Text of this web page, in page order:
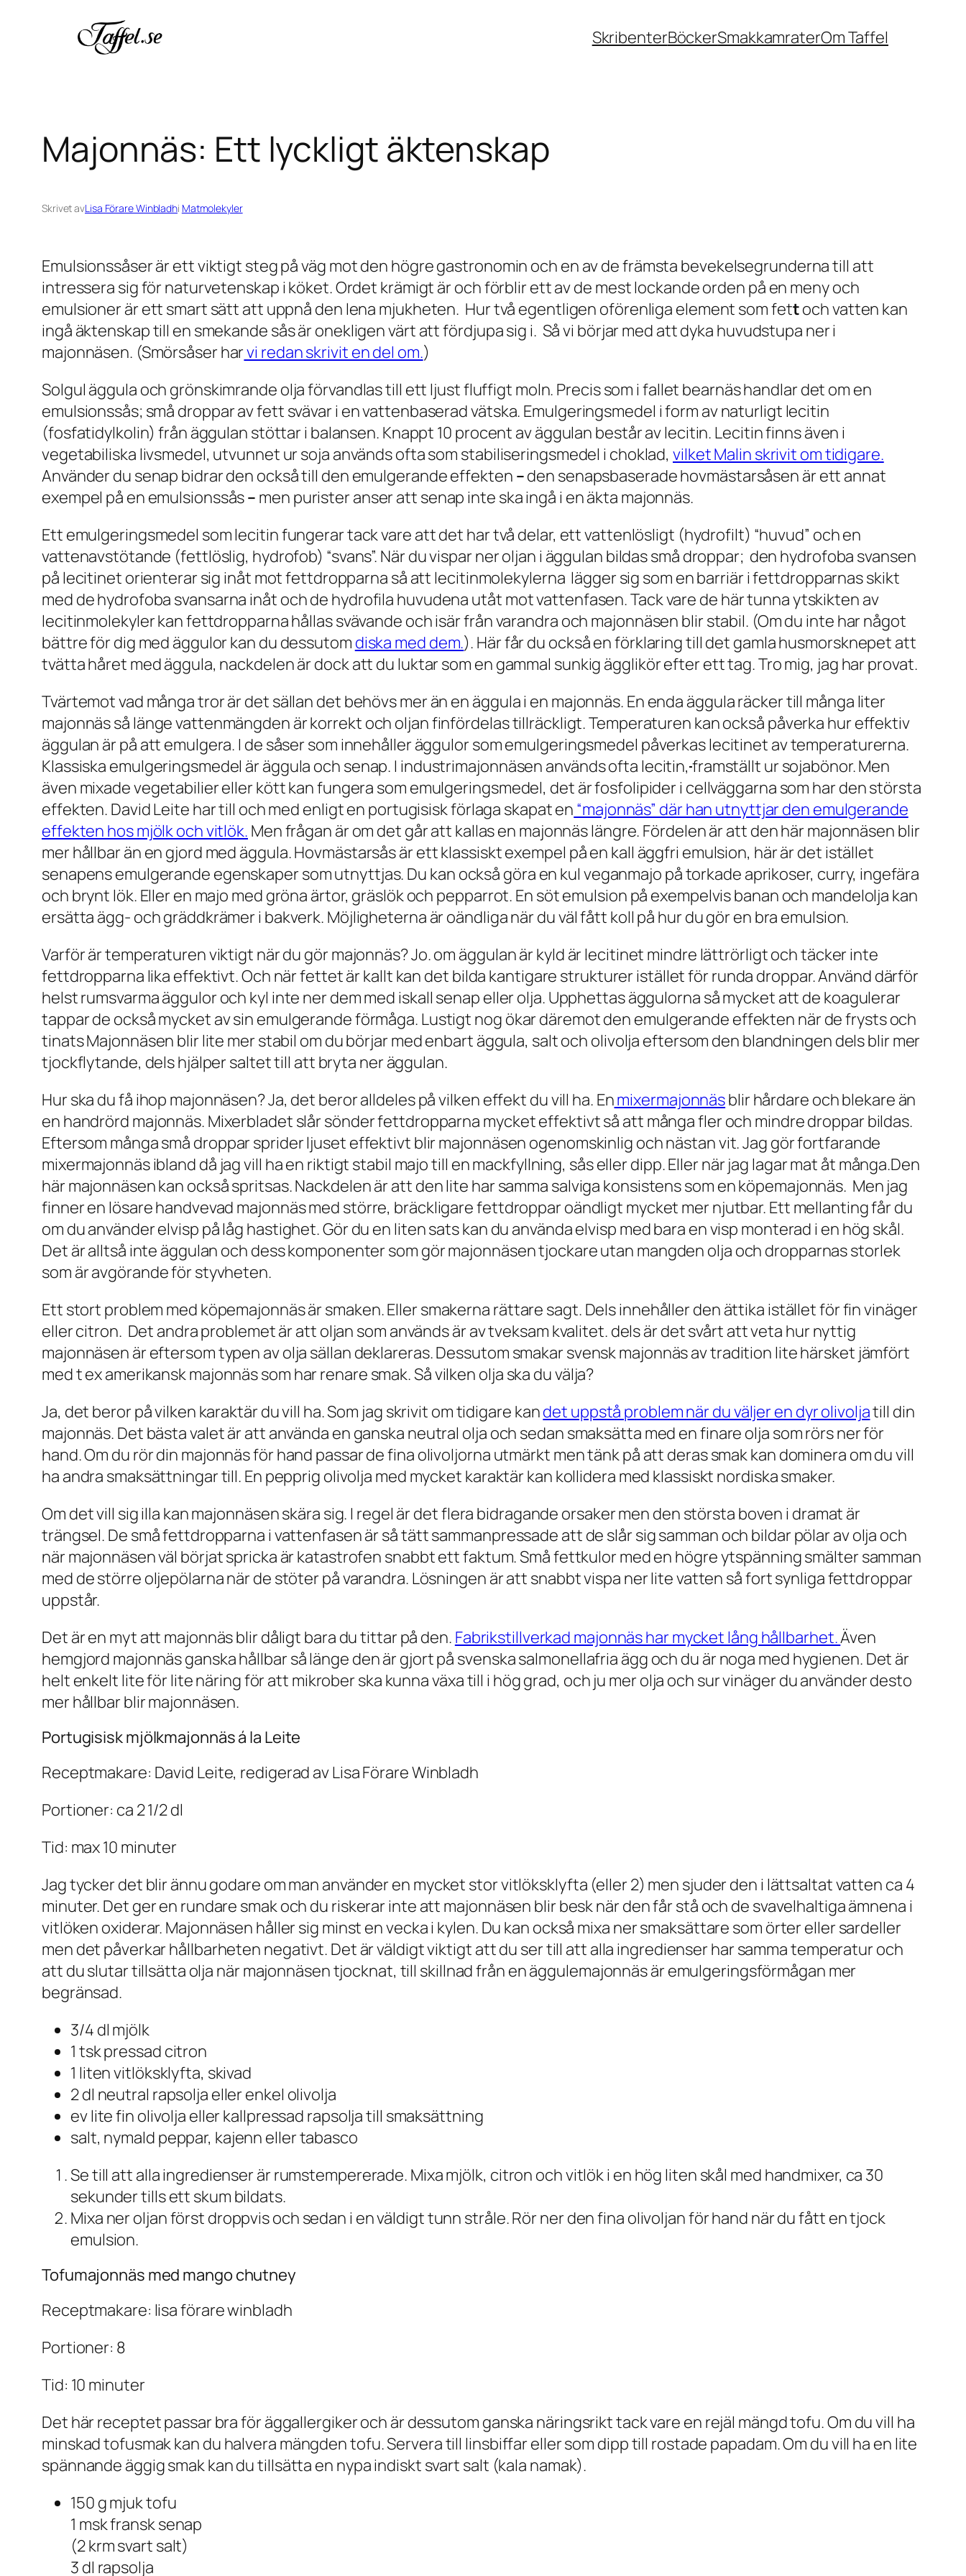
SkribenterBöckerSmakkamraterOm Taffel
Majonnäs: Ett lyckligt äktenskap
Skrivet avLisa Förare Winbladhi Matmolekyler
Emulsionssåser är ett viktigt steg på väg mot den högre gastronomin och en av de främsta bevekelsegrunderna till att
intressera sig för naturvetenskap i köket. Ordet krämigt är och förblir ett av de mest lockande orden på en meny och
emulsioner är ett smart sätt att uppnå den lena mjukheten. Hur två egentligen oförenliga element som fettoch vatten kan
ingå äktenskap till en smekande sås är onekligen värt att fördjupa sig i. Så vi börjar med att dyka huvudstupa ner i
majonnäsen. (Smörsåser harvi redan skrivit en del om.)
Solgul äggula och grönskimrande olja förvandlas till ett ljust fluffigt moln. Precis som i fallet bearnäs handlar det om en
emulsionssås; små droppar av fett svävar i en vattenbaserad vätska. Emulgeringsmedel i form av naturligt lecitin
(fosfatidylkolin) från äggulan stöttar i balansen. Knappt 10 procent av äggulan består av lecitin. Lecitin finns även i
vegetabiliska livsmedel, utvunnet ur soja används ofta som stabiliseringsmedel i choklad,vilket Malin skrivit om tidigare.
Använder du senap bidrar den också till den emulgerande effekten –den senapsbaserade hovmästarsåsen är ett annat
exempel på en emulsionssås– men purister anser att senap inte ska ingå i en äkta majonnäs.
Ett emulgeringsmedel som lecitin fungerar tack vare att det har två delar, ett vattenlösligt (hydrofilt) “huvud” och en
vattenavstötande (fettlöslig, hydrofob) “svans”. När du vispar ner oljan i äggulan bildas små droppar; den hydrofoba svansen
på lecitinet orienterar sig inåt mot fettdropparna så att lecitinmolekylerna lägger sig som en barriär i fettdropparnas skikt
med de hydrofoba svansarna inåt och de hydrofila huvudena utåt mot vattenfasen. Tack vare de här tunna ytskikten av
lecitinmolekyler kan fettdropparna hållas svävande och isär från varandra och majonnäsen blir stabil. (Om du inte har något
bättre för dig med äggulor kan du dessutom diska med dem.). Här får du också en förklaring till det gamla husmorsknepet att
tvätta håret med äggula, nackdelen är dock att du luktar som en gammal sunkig ägglikör efter ett tag. Tro mig, jag har provat.
Tvärtemot vad många tror är det sällan det behövs mer än en äggula i en majonnäs. En enda äggula räcker till många liter
majonnäs så länge vattenmängden är korrekt och oljan finfördelas tillräckligt. Temperaturen kan också påverka hur effektiv
äggulan är på att emulgera. I de såser som innehåller äggulor som emulgeringsmedel påverkas lecitinet av temperaturerna.
Klassiska emulgeringsmedel är äggula och senap. I industrimajonnäsen används ofta lecitin,framställt ur sojabönor. Men
även mixade vegetabilier eller kött kan fungera som emulgeringsmedel, det är fosfolipider i cellväggarna som har den största
effekten. David Leite har till och med enligt en portugisisk förlaga skapat en “majonnäs” där han utnyttjar den emulgerande
effekten hos mjölk och vitlök. Men frågan är om det går att kallas en majonnäs längre. Fördelen är att den här majonnäsen blir
mer hållbar än en gjord med äggula. Hovmästarsås är ett klassiskt exempel på en kall äggfri emulsion, här är det istället
senapens emulgerande egenskaper som utnyttjas. Du kan också göra en kul veganmajo på torkade aprikoser, curry, ingefära
och brynt lök. Eller en majo med gröna ärtor, gräslök och pepparrot. En söt emulsion på exempelvis banan och mandelolja kan
ersätta ägg- och gräddkrämer i bakverk. Möjligheterna är oändliga när du väl fått koll på hur du gör en bra emulsion.
Varför är temperaturen viktigt när du gör majonnäs? Jo. om äggulan är kyld är lecitinet mindre lättrörligt och täcker inte
fettdropparna lika effektivt. Och när fettet är kallt kan det bilda kantigare strukturer istället för runda droppar. Använd därför
helst rumsvarma äggulor och kyl inte ner dem med iskall senap eller olja. Upphettas äggulorna så mycket att de koagulerar
tappar de också mycket av sin emulgerande förmåga. Lustigt nog ökar däremot den emulgerande effekten när de frysts och
tinats Majonnäsen blir lite mer stabil om du börjar med enbart äggula, salt och olivolja eftersom den blandningen dels blir mer
tjockflytande, dels hjälper saltet till att bryta ner äggulan.
Hur ska du få ihop majonnäsen? Ja, det beror alldeles på vilken effekt du vill ha. Enmixermajonnäsblir hårdare och blekare än
en handrörd majonnäs. Mixerbladet slår sönder fettdropparna mycket effektivt så att många fler och mindre droppar bildas.
Eftersom många små droppar sprider ljuset effektivt blir majonnäsen ogenomskinlig och nästan vit. Jag gör fortfarande
mixermajonnäs ibland då jag vill ha en riktigt stabil majo till en mackfyllning, sås eller dipp. Eller när jag lagar mat åt många.Den
här majonnäsen kan också spritsas. Nackdelen är att den lite har samma salviga konsistens som en köpemajonnäs. Men jag
finner en lösare handvevad majonnäs med större, bräckligare fettdroppar oändligt mycket mer njutbar. Ett mellanting får du
om du använder elvisp på låg hastighet. Gör du en liten sats kan du använda elvisp med bara en visp monterad i en hög skål.
Det är alltså inte äggulan och dess komponenter som gör majonnäsen tjockare utan mangden olja och dropparnas storlek
som är avgörande för styvheten.
Ett stort problem med köpemajonnäs är smaken. Eller smakerna rättare sagt. Dels innehåller den ättika istället för fin vinäger
eller citron. Det andra problemet är att oljan som används är av tveksam kvalitet. dels är det svårt att veta hur nyttig
majonnäsen är eftersom typen av olja sällan deklareras. Dessutom smakar svensk majonnäs av tradition lite härsket jämfört
med t ex amerikansk majonnäs som har renare smak. Så vilken olja ska du välja?
Ja, det beror på vilken karaktär du vill ha. Som jag skrivit om tidigare kandet uppstå problem när du väljer en dyr olivoljatill din
majonnäs. Det bästa valet är att använda en ganska neutral olja och sedan smaksätta med en finare olja som rörs ner för
hand. Om du rör din majonnäs för hand passar de fina olivoljorna utmärkt men tänk på att deras smak kan dominera om du vill
ha andra smaksättningar till. En pepprig olivolja med mycket karaktär kan kollidera med klassiskt nordiska smaker.
Om det vill sig illa kan majonnäsen skära sig. I regel är det flera bidragande orsaker men den största boven i dramat är
trängsel. De små fettdropparna i vattenfasen är så tätt sammanpressade att de slår sig samman och bildar pölar av olja och
när majonnäsen väl börjat spricka är katastrofen snabbt ett faktum. Små fettkulor med en högre ytspänning smälter samman
med de större oljepölarna när de stöter på varandra. Lösningen är att snabbt vispa ner lite vatten så fort synliga fettdroppar
uppstår.
Det är en myt att majonnäs blir dåligt bara du tittar på den. Fabrikstillverkad majonnäs har mycket lång hållbarhet.Även
hemgjord majonnäs ganska hållbar så länge den är gjort på svenska salmonellafria ägg och du är noga med hygienen. Det är
helt enkelt lite för lite näring för att mikrober ska kunna växa till i hög grad, och ju mer olja och sur vinäger du använder desto
mer hållbar blir majonnäsen.
Portugisisk mjölkmajonnäs á la Leite
Receptmakare: David Leite, redigerad av Lisa Förare Winbladh
Portioner: ca 2 1/2 dl
Tid: max 10 minuter
Jag tycker det blir ännu godare om man använder en mycket stor vitlöksklyfta (eller 2) men sjuder den i lättsaltat vatten ca 4
minuter. Det ger en rundare smak och du riskerar inte att majonnäsen blir besk när den får stå och de svavelhaltiga ämnena i
vitlöken oxiderar. Majonnäsen håller sig minst en vecka i kylen. Du kan också mixa ner smaksättare som örter eller sardeller
men det påverkar hållbarheten negativt. Det är väldigt viktigt att du ser till att alla ingredienser har samma temperatur och
att du slutar tillsätta olja när majonnäsen tjocknat, till skillnad från en äggulemajonnäs är emulgeringsförmågan mer
begränsad.
3/4 dl mjölk
1 tsk pressad citron
1 liten vitlöksklyfta, skivad
2 dl neutral rapsolja eller enkel olivolja
ev lite fin olivolja eller kallpressad rapsolja till smaksättning
salt, nymald peppar, kajenn eller tabasco
Se till att alla ingredienser är rumstempererade. Mixa mjölk, citron och vitlök i en hög liten skål med handmixer, ca 30
sekunder tills ett skum bildats.
Mixa ner oljan först droppvis och sedan i en väldigt tunn stråle. Rör ner den fina olivoljan för hand när du fått en tjock
emulsion.
Tofumajonnäs med mango chutney
Receptmakare: lisa förare winbladh
Portioner: 8
Tid: 10 minuter
Det här receptet passar bra för äggallergiker och är dessutom ganska näringsrikt tack vare en rejäl mängd tofu. Om du vill ha
minskad tofusmak kan du halvera mängden tofu. Servera till linsbiffar eller som dipp till rostade papadam. Om du vill ha en lite
spännande äggig smak kan du tillsätta en nypa indiskt svart salt (kala namak).
150 g mjuk tofu
1 msk fransk senap
(2 krm svart salt)
3 dl rapsolja